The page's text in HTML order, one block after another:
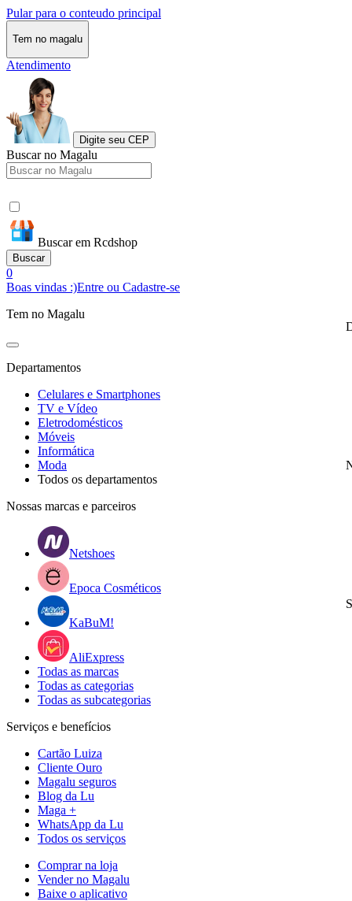
Pular para o conteudo principal
Tem no magalu
Atendimento
Digite seu CEP
Buscar no Magalu
Buscar em Rcdshop
Buscar
0
Boas vindas :)Entre ou Cadastre-se
Tem no Magalu
Departamentos
Celulares e Smartphones
TV e Vídeo
Eletrodomésticos
Móveis
Informática
Moda
Todos os departamentos
Nossas marcas e parceiros
Netshoes
Epoca Cosméticos
KaBuM!
AliExpress
Todas as marcas
Todas as categorias
Todas as subcategorias
Serviços e benefícios
Cartão Luiza
Cliente Ouro
Magalu seguros
Blog da Lu
Maga +
WhatsApp da Lu
Todos os serviços
Comprar na loja
Vender no Magalu
Baixe o aplicativo